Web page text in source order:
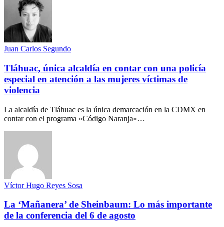
Juan Carlos Segundo
Tláhuac, única alcaldía en contar con una policía
especial en atención a las mujeres víctimas de
violencia
La alcaldía de Tláhuac es la única demarcación en la CDMX en
contar con el programa «Código Naranja»…
Víctor Hugo Reyes Sosa
La ‘Mañanera’ de Sheinbaum: Lo más importante
de la conferencia del 6 de agosto